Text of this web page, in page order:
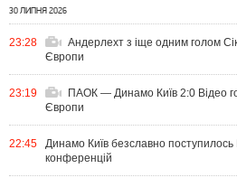
30 ЛИПНЯ 2026
23:28
Андерлехт з іще одним голом
Європи
23:19
ПАОК — Динамо Київ 2:0 Відео
Європи
22:45
Динамо Київ безславно
конференцій